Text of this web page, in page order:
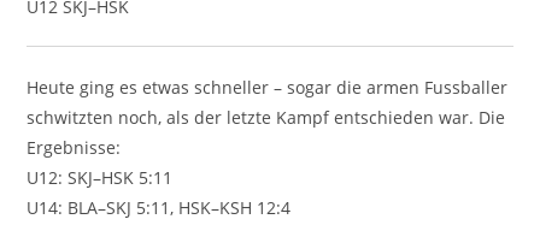
U12 SKJ–HSK
Heute ging es etwas schneller – sogar die armen Fussballer
schwitzten noch, als der letzte Kampf entschieden war. Die
Ergebnisse:
U12: SKJ–HSK 5:11
U14: BLA–SKJ 5:11, HSK–KSH 12:4